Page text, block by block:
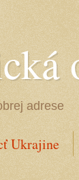
adrese
Ukrajine